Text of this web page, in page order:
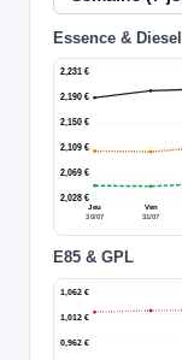
Essence & Diesel
2,028 €
2,069 €
2,109 €
2,150 €
2,190 €
2,231 €
Jeu
30/07
Ven
31/07
E85 & GPL
0,962 €
1,012 €
1,062 €